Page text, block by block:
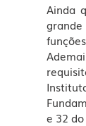
Ainda
grande
e 32